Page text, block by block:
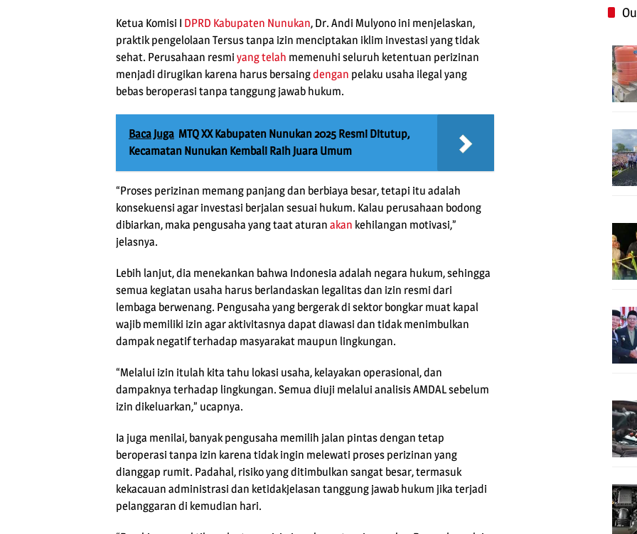
Ketua Komisi I DPRD Kabupaten Nunukan, Dr. Andi Mulyono ini menjelaskan,
praktik pengelolaan Tersus tanpa izin menciptakan iklim investasi yang tidak
sehat. Perusahaan resmi yang telah memenuhi seluruh ketentuan perizinan
menjadi dirugikan karena harus bersaingdengan pelaku usaha ilegal yang
bebas beroperasi tanpa tanggung jawab hukum.
Baca Juga MTQ XX Kabupaten Nunukan 2025 Resmi Ditutup,
Kecamatan Nunukan Kembali Raih Juara Umum
“Proses perizinan memang panjang dan berbiaya besar, tetapi itu adalah
konsekuensi agar investasi berjalan sesuai hukum. Kalau perusahaan bodong
dibiarkan, maka pengusaha yang taat aturan akan kehilangan motivasi,”
jelasnya.
Lebih lanjut, dia menekankan bahwa Indonesia adalah negara hukum, sehingga
semua kegiatan usaha harus berlandaskan legalitas dan izin resmi dari
lembaga berwenang. Pengusaha yang bergerak di sektor bongkar muat kapal
wajib memiliki izin agar aktivitasnya dapat diawasi dan tidak menimbulkan
dampak negatif terhadap masyarakat maupun lingkungan.
“Melalui izin itulah kita tahu lokasi usaha, kelayakan operasional, dan
dampaknya terhadap lingkungan. Semua diuji melalui analisis AMDAL sebelum
izin dikeluarkan,” ucapnya.
Ia juga menilai, banyak pengusaha memilih jalan pintas dengan tetap
beroperasi tanpa izin karena tidak ingin melewati proses perizinan yang
dianggap rumit. Padahal, risiko yang ditimbulkan sangat besar, termasuk
kekacauan administrasi dan ketidakjelasan tanggung jawab hukum jika terjadi
pelanggaran di kemudian hari.